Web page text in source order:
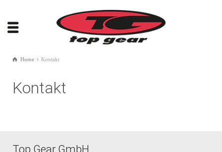
Home Kontakt
Kontakt
Top Gear GmbH